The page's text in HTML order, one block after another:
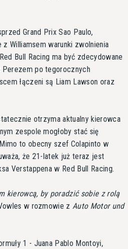
Grand Prix Sao Paulo,
Williamsem warunki zwolnienia
Bull Racing ma być zdecydowane
Perezem po tegorocznych
łączeni są Liam Lawson oraz
otrzyma aktualny kierowca
zespole mogłoby stać się
to obecny szef Colapinto w
że 21-latek już teraz jest
Verstappena w Red Bull Racing.
kierowcą, by poradzić sobie z rolą
w rozmowie zAuto Motor und
1 - Juana Pablo Montoyi,